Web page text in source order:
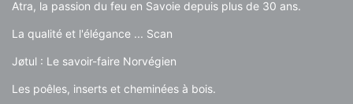
Atra, la passion du feu en Savoie depuis plus de 30 ans.
La qualité et l'élégance ... Scan
Jøtul : Le savoir-faire Norvégien
Les poêles, inserts et cheminées à bois.